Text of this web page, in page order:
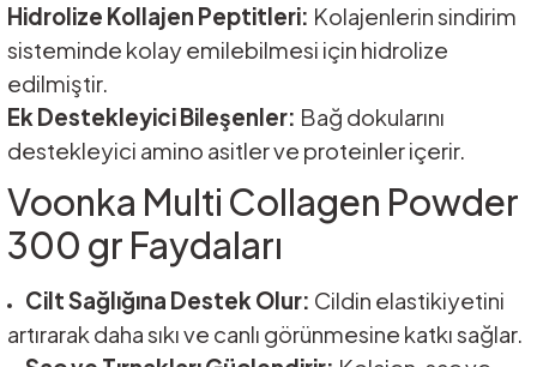
Hidrolize Kollajen Peptitleri: Kolajenlerin sindirim
sisteminde kolay emilebilmesi için hidrolize
edilmiştir.
Ek Destekleyici Bileşenler: Bağ dokularını
destekleyici amino asitler ve proteinler içerir.
Voonka Multi Collagen Powder
300 gr Faydaları
Cilt Sağlığına Destek Olur: Cildin elastikiyetini
artırarak daha sıkı ve canlı görünmesine katkı sağlar.